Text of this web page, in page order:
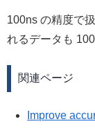
100ns の精度で
れるデータも
関連ページ
Improve